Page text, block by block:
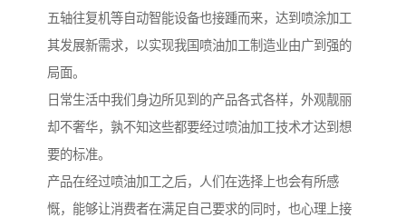
五轴往复机等自动智能设备也接踵而来，达到喷涂加工
其发展新需求，以实现我国喷油加工制造业由广到强的
局面。
日常生活中我们身边所见到的产品各式各样，外观靓丽
却不奢华，孰不知这些都要经过喷油加工技术才达到想
要的标准。
产品在经过喷油加工之后，人们在选择上也会有所感
慨，能够让消费者在满足自己要求的同时，也心理上接